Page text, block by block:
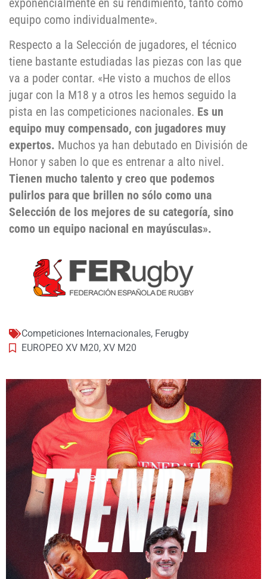
equipo como individualmente».
Respecto a la Selección de jugadores, el técnico
tiene bastante estudiadas las piezas con las que
va a poder contar. «He visto a muchos de ellos
jugar con la M18 y a otros les hemos seguido la
pista en las competiciones nacionales. Es un
equipo muy compensado, con jugadores muy
expertos. Muchos ya han debutado en División de
Honor y saben lo que es entrenar a alto nivel.
Tienen mucho talento y creo que podemos
pulirlos para que brillen no sólo como una
Selección de los mejores de su categoría, sino
como un equipo nacional en mayúsculas».
Competiciones Internacionales, Ferugby
EUROPEO XV M20, XV M20